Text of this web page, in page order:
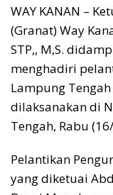
WAY KANAN –
(Granat) Way
STP,, M,S.
menghadiri
Lampung
dilaksanakan di
Tengah, Rabu
Pelantikan
yang diketuai